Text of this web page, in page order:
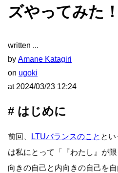
ズやってみた！
written
by Amane Katagiri
on ugoki
at 2024/03/23 12:24
はじめに
前回、 LTUバランスのこと とい
は私にとって「『わたし』が
向きの自己と内向きの自己を